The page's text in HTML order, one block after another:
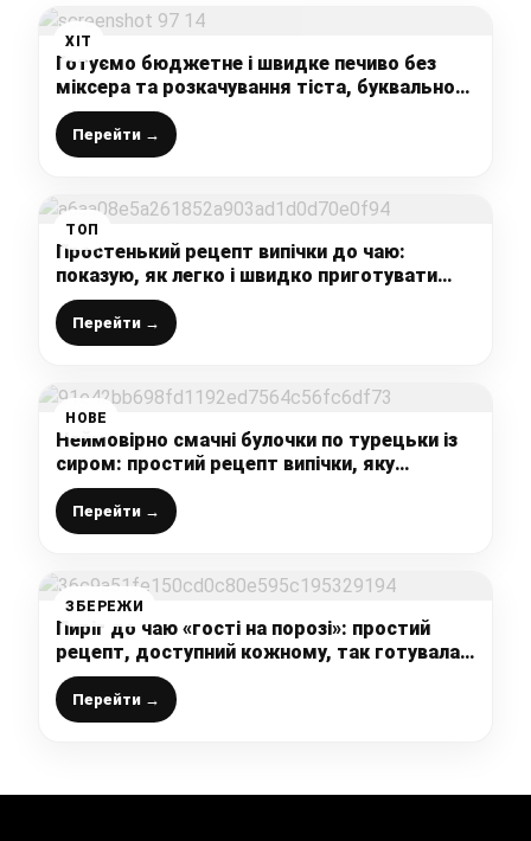
ХІТ
Готуємо бюджетне і швидке печиво без
міксера та розкачування тіста, буквально
10 хвилин і випічка до чаю готова
Перейти →
ТОП
Простенький рецепт випічки до чаю:
показую, як легко і швидко приготувати
слойки з ягодами
Перейти →
НОВЕ
Неймовірно смачні булочки по турецьки із
сиром: простий рецепт випічки, яку
люблять всі
Перейти →
ЗБЕРЕЖИ
Пиріг до чаю «гості на порозі»: простий
рецепт, доступний кожному, так готувала
ще моя бабуся – все змішала і в духовку
Перейти →